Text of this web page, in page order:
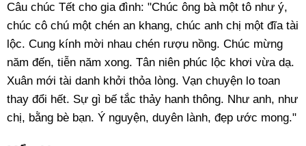
Câu chúc Tết cho gia đình: "Chúc ông bà một tô như ý,
chúc cô chú một chén an khang, chúc anh chị một đĩa tài
lộc. Cung kính mời nhau chén rượu nồng. Chúc mừng
năm đến, tiễn năm xong. Tân niên phúc lộc khơi vừa dạ.
Xuân mới tài danh khởi thỏa lòng. Vạn chuyện lo toan
thay đổi hết. Sự gì bế tắc thảy hanh thông. Như anh, như
chị, bằng bè bạn. Ý nguyện, duyên lành, đẹp ước mong."